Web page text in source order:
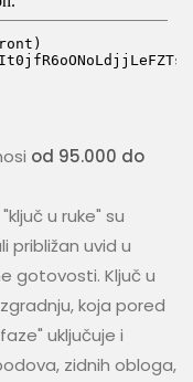
od 95.000 do
u ruke" su
približan uvid u
gotovosti. Ključ u
koja pored
uključuje i
zidnih obloga,